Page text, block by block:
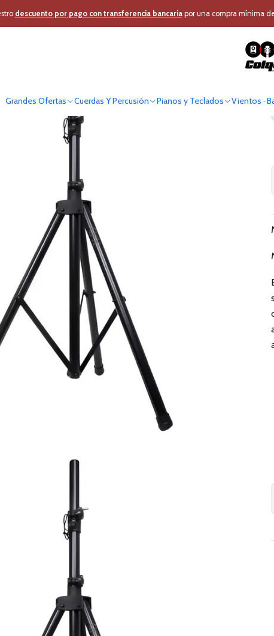
Grandes Ofertas Cuerdas Y Percusión Pianos y Teclados Vientos ·
descuento por pago con transferencia bancariapor una compra mínima
Inicio Estudio y Audio Pro Audio Profesional